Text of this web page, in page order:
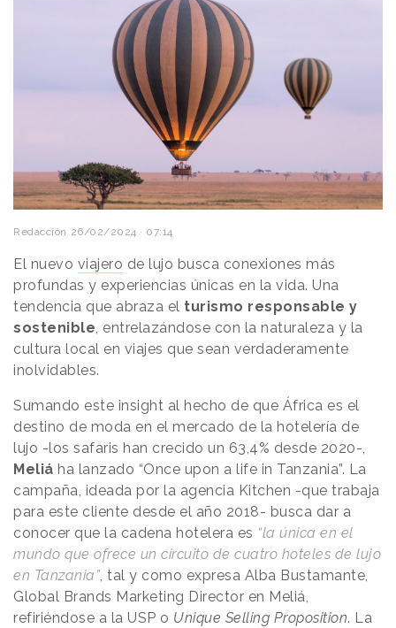
Redacción 26/02/2024 · 07:14
El nuevo viajero de lujo busca conexiones más
profundas y experiencias únicas en la vida. Una
tendencia que abraza el turismo responsable y
sostenible, entrelazándose con la naturaleza y la
cultura local en viajes que sean verdaderamente
inolvidables.
Sumando este insight al hecho de que África es el
destino de moda en el mercado de la hotelería de
lujo -los safaris han crecido un 63,4% desde 2020-,
Meliá ha lanzado “Once upon a life in Tanzania”. La
campaña, ideada por la agencia Kitchen -que trabaja
para este cliente desde el año 2018- busca dar a
conocer que la cadena hotelera es “la única en el
mundo que ofrece un circuito de cuatro hoteles de lujo
en Tanzania”, tal y como expresa Alba Bustamante,
Global Brands Marketing Director en Meliá,
refiriéndose a la USP o Unique Selling Proposition. La